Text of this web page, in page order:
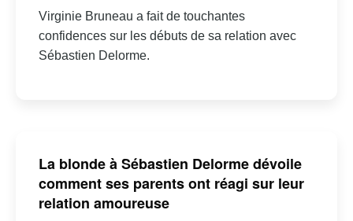
Virginie Bruneau a fait de touchantes
confidences sur les débuts de sa relation avec
Sébastien Delorme.
La blonde à Sébastien Delorme dévoile
comment ses parents ont réagi sur leur
relation amoureuse